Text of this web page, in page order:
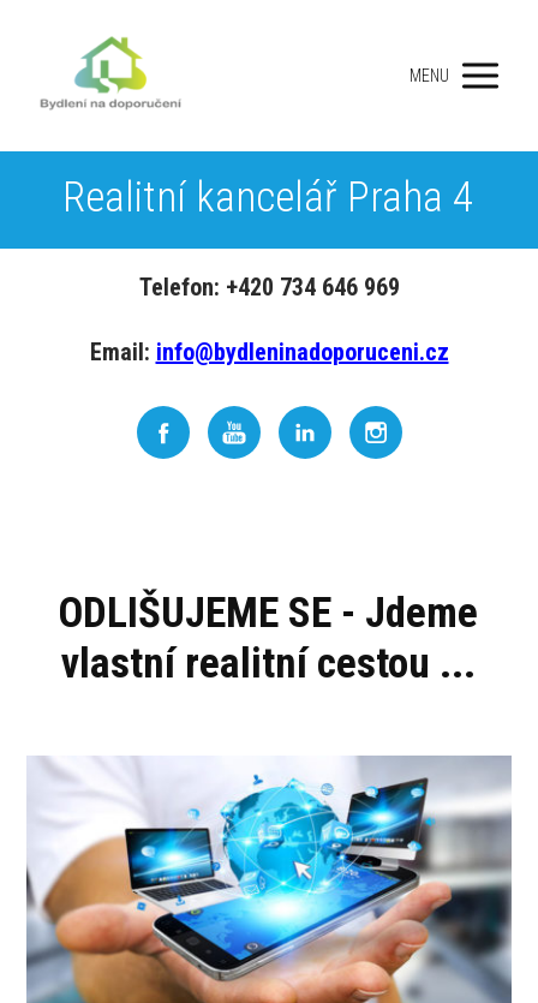
MENU
Realitní kancelář Praha 4
Telefon: +420 734 646 969
Email: info@bydleninadoporuceni.cz
ODLIŠUJEME SE - Jdeme
vlastní realitní cestou ...